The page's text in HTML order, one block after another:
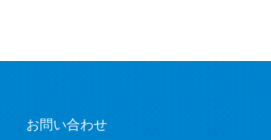
お問い合わせ